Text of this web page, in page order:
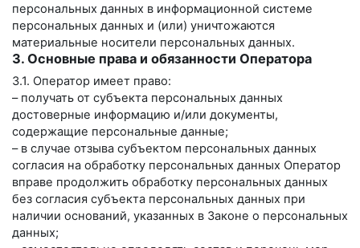
персональных данных в информационной системе
персональных данных и (или) уничтожаются
материальные носители персональных данных.
3. Основные права и обязанности Оператора
3.1. Оператор имеет право:
– получать от субъекта персональных данных
достоверные информацию и/или документы,
содержащие персональные данные;
– в случае отзыва субъектом персональных данных
согласия на обработку персональных данных Оператор
вправе продолжить обработку персональных данных
без согласия субъекта персональных данных при
наличии оснований, указанных в Законе о персональных
данных;